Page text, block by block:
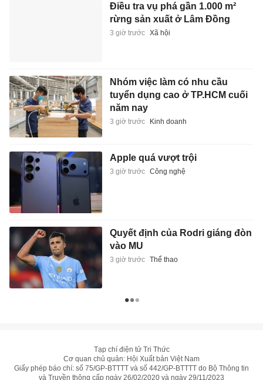
Điều tra vụ phá gần 1.000 m²
rừng sản xuất ở Lâm Đồng
3 giờ trước Xã hội
Nhóm việc làm có nhu cầu
tuyển dụng cao ở TP.HCM cuối
năm nay
3 giờ trước Kinh doanh
Apple quá vượt trội
3 giờ trước Công nghệ
Quyết định của Rodri giáng đòn
vào MU
3 giờ trước Thể thao
Tạp chí điện tử Tri Thức
Cơ quan chủ quản: Hội Xuất bản Việt Nam
Giấy phép báo chí: số 75/GP-BTTTT và số 442/GP-BTTTT do Bộ Thông tin
và Truyền thông cấp ngày 26/02/2020 và ngày 29/11/2023